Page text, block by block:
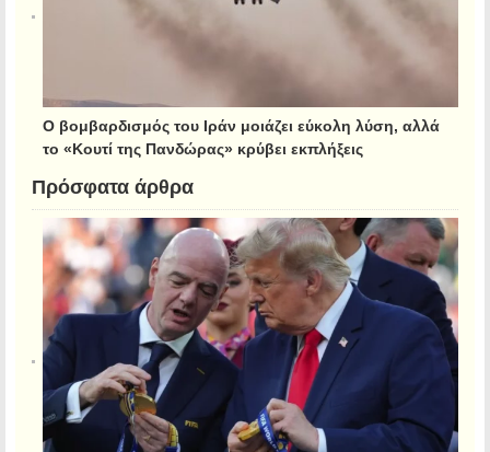
Ο βομβαρδισμός του Ιράν μοιάζει εύκολη λύση, αλλά
το «Κουτί της Πανδώρας» κρύβει εκπλήξεις
Πρόσφατα άρθρα